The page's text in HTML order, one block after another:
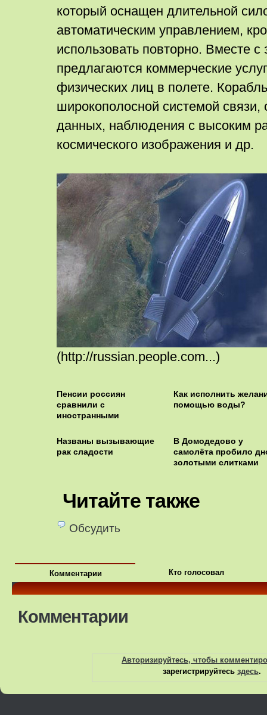
который оснащен длительной
автоматическим управлением,
использовать повторно. Вместе
предлагаются коммерческие
физических лиц в полете.
широкополосной системой связи,
данных, наблюдения с высоким
космического изображения и др.
(http://russian.people.com...)
Пенсии россиян
сравнили с
иностранными
Как исполнить
помощью воды?
Названы вызывающие
рак сладости
В Домодедово у
самолёта пробило
золотыми слитками
Читайте также
Обсудить
Комментарии Кто голосовал
Комментарии
Авторизируйтесь, чтобы
зарегистрируйтесь здесь.